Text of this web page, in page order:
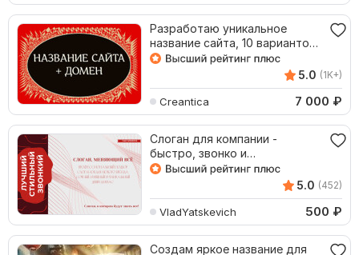
Разработаю уникальное
название сайта, 10 вариантов,
с подбором домена
5.0 (1K+)
Creantica 7 000 ₽
Слоган для компании -
быстро, звонко и
профессионально. Любая
5.0 (452)
VladYatskevich 500 ₽
Создам яркое название для